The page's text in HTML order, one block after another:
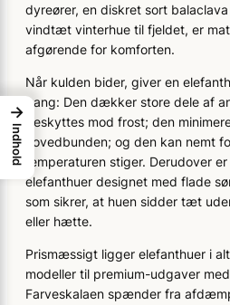
dyreører, en diskret sort
vindtæt vinterhue til fjeldet, er
afgørende for komforten.
Når kulden bider, giver en
gang: Den dækker store dele af
beskyttes mod frost; den
hovedbunden; og den kan nemt
temperaturen stiger. Derudover
elefanthuer designet med flade
som sikrer, at huen sidder tæt
eller hætte.
Prismæssigt ligger elefanthuer i
modeller til premium-udgaver
Farveskalaen spænder fra
→
Indhold